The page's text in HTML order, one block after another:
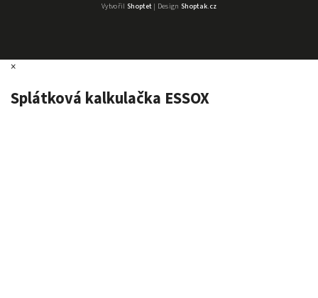
Vytvořil Shoptet| Design Shoptak.cz
×
Splátková kalkulačka ESSOX